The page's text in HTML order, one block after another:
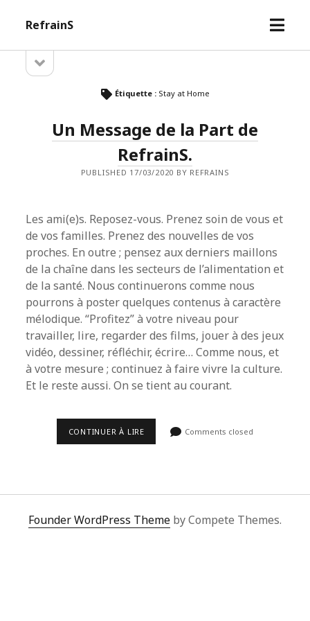
RefrainS
open
Sidebarsidebar
Étiquette : Stay at Home
Un Message de la Part de
RefrainS.
PUBLISHED 17/03/2020 BY REFRAINS
Les ami(e)s. Reposez-vous. Prenez soin de vous et
de vos familles. Prenez des nouvelles de vos
proches. En outre ; pensez aux derniers maillons
de la chaîne dans les secteurs de l’alimentation et
de la santé. Nous continuerons comme nous
pourrons à poster quelques contenus à caractère
mélodique. “Profitez” à votre niveau pour
travailler, lire, regarder des films, jouer à des jeux
vidéo, dessiner, réfléchir, écrire… Comme nous, et
à votre mesure ; continuez à faire vivre la culture.
Et le reste aussi. On se tient au courant.
CONTINUER À LIREUN
REFRAINS.
Comments closed
Founder WordPress Theme by Compete Themes.